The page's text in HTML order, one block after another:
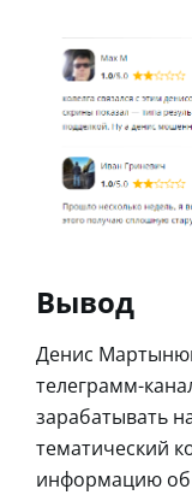
Вывод
Денис
телеграмм-
зарабатывать
тематический
информацию об